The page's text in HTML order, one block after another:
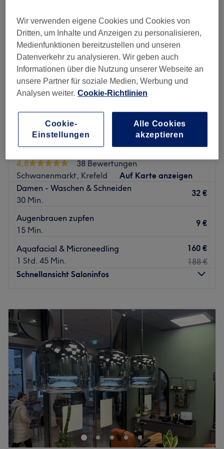
Palace of Beauty
4,8
38 Bewertungen
Schwanenmarkt, Krefeld
Auf Karte anzeigen
Damen - Waschen & Schneiden
30 Min.
32 €
Augenbrauen zupfen
15 Min.
9 €
Aquafacial & Microneedling
1 Std. 45 Min.
160 €
188 €
Schnellansicht Saloninfos
Dienstag
19:00
Mittwoch
–19:00
Donnerstag
Freitag
Samstag
09:00
Sonntag
Geschlossen
Der Salon Palace of Beauty in Krefeld steht für exzellente
Haarschneidekunst und kreative Farbgestaltung mit
einem anspruchsvollen, persönlichen Ansatz. In einem
modernen und stilvollen Ambiente lädt das Team dazu
ein, den Alltag hinter sich zu lassen und sich voll und
Wir verwenden eigene Cookies und Cookies von
Dritten, um Inhalte und Anzeigen zu personalisieren,
Medienfunktionen bereitzustellen und unseren
Datenverkehr zu analysieren. Wir geben auch
Informationen über die Nutzung unserer Webseite an
unsere Partner für soziale Medien, Werbung und
Analysen weiter. Cookie-Richtlinien
Cookie-
Einstellungen
Alle Cookies
akzeptieren